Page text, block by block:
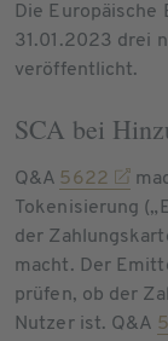
Die Europäische
31.01.2023 drei
veröffentlicht.
SCA bei
Q&A 5622
Tokenisierung
der
macht. Der
prüfen, ob der
Nutzer ist. Q&A